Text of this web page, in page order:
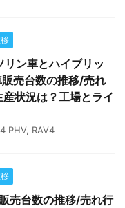
リン車とハイブリッ
売台数の推移/売れ
状況は？工場とライ
PHV, RAV4
売台数の推移/売れ行